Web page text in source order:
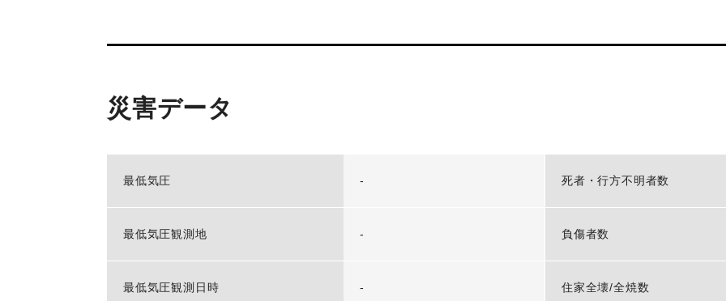
災害データ
最低気圧 -
最低気圧観測地 -
最低気圧観測日時 -
死者・行方不明者数
負傷者数
住家全壊/全焼数